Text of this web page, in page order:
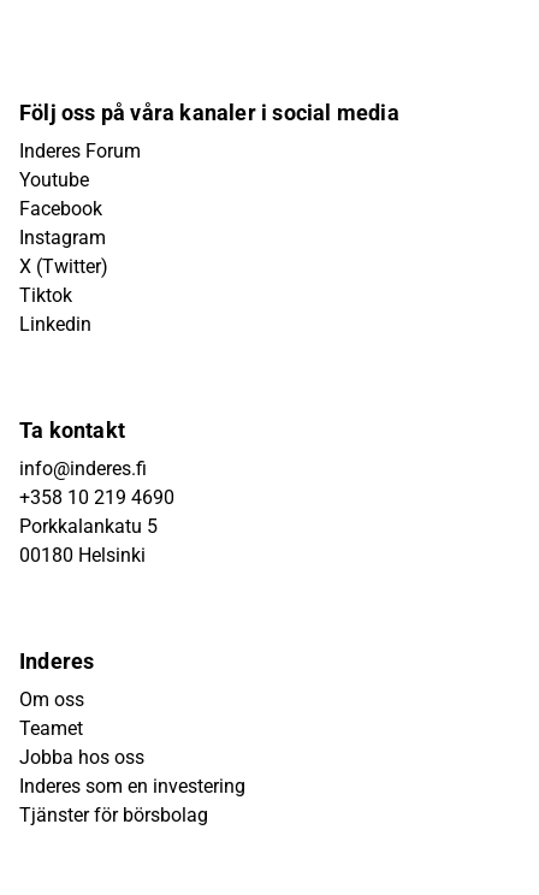
Följ oss på våra kanaler i social media
Inderes Forum
Youtube
Facebook
Instagram
X (Twitter)
Tiktok
Linkedin
Ta kontakt
info@inderes.fi
+358 10 219 4690
Porkkalankatu 5
00180 Helsinki
Inderes
Om oss
Teamet
Jobba hos oss
Inderes som en investering
Tjänster för börsbolag